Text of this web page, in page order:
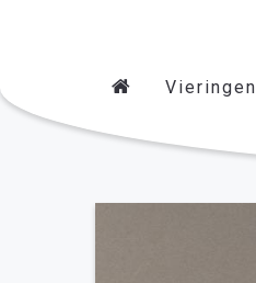
Vieringen